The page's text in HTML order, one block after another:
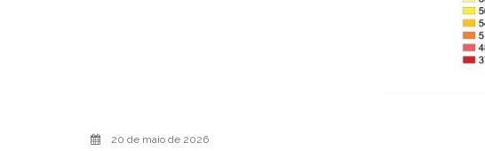
20 de maio de 2026